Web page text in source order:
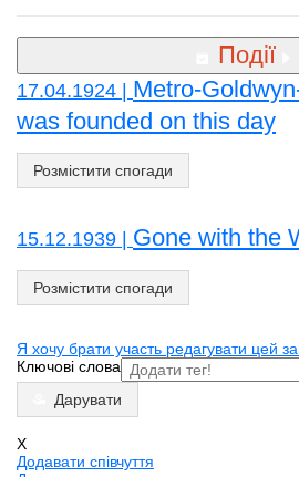
Події
17.04.1924 | Metro-
was founded on this day
Розмістити спогади
15.12.1939 | Gone with the
Розмістити спогади
Я хочу брати участь редагувати цей
Ключові слова
Дарувати
X
Додавати співчуття